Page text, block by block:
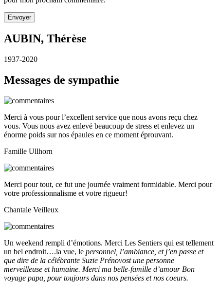
AUBIN, Thérèse
1937-2020
Messages de sympathie
Merci à vous pour l’excellent service que nous avons reçu chez
vous. Vous nous avez enlevé beaucoup de stress et enlevez un
énorme poids sur nos épaules en ce moment éprouvant.
Famille Ullhorn
Merci pour tout, ce fut une journée vraiment formidable. Merci pour
votre professionnalisme et votre rigueur!
Chantale Veilleux
Un weekend rempli d’émotions. Merci Les Sentiers qui est tellement
un bel endroit….la vue, le personnel, l’ambiance, et j’en passe et
que dire de la célébrante Suzie Prénovost une personne
merveilleuse et humaine. Merci ma belle-famille d’amour Bon
voyage papa, pour toujours dans nos pensées et nos coeurs.